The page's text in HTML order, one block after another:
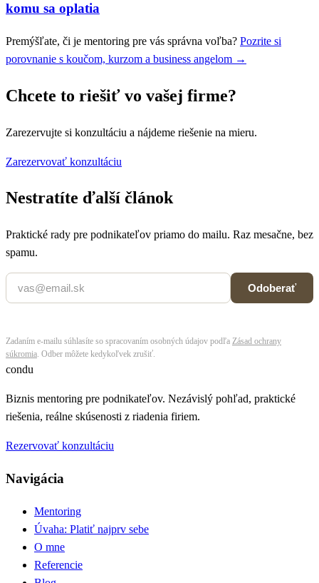
komu sa oplatia
Premýšľate, či je mentoring pre vás správna voľba? Pozrite si
porovnanie s koučom, kurzom a business angelom →
Chcete to riešiť vo vašej firme?
Zarezervujte si konzultáciu a nájdeme riešenie na mieru.
Zarezervovať konzultáciu
Nestratíte ďalší článok
Praktické rady pre podnikateľov priamo do mailu. Raz mesačne, bez
spamu.
Odoberať
Zadaním e-mailu súhlasíte so spracovaním osobných údajov podľa Zásad ochrany
súkromia. Odber môžete kedykoľvek zrušiť.
condu
Biznis mentoring pre podnikateľov. Nezávislý pohľad, praktické
riešenia, reálne skúsenosti z riadenia firiem.
Rezervovať konzultáciu
Navigácia
Mentoring
Úvaha: Platiť najprv sebe
O mne
Referencie